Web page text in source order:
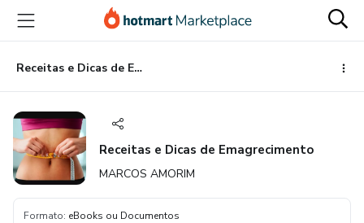
para
conteúdo
principal
para
pagamento
para
rodapé
Receitas e Dicas de Emagrecimento
Receitas e Dicas de Emagrecimento
MARCOS AMORIM
Formato: eBooks ou Documentos